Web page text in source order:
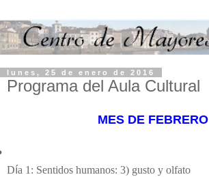
lunes, 25 de enero de 2016
Programa del Aula Cultural
MES DE FEBRERO
Día 1: Sentidos humanos: 3) gusto y olfato